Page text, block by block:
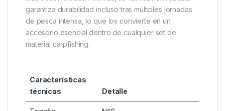
con vegetación. Esta pequeña optimización puede
marcar la diferencia en aguas muy presionadas.
Un detalle que marca la
El acabado en PTFE no solo ofrece suavidad en la
rotación, sino también una superficie mate y discreta,
evitando reflejos que puedan alertar a las carpas